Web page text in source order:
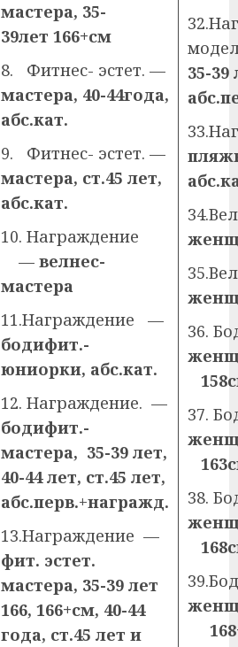
мастера, 35-
39лет 166+см
8. Фитнес- эстет. —
мастера, 40-44года,
абс.кат.
9. Фитнес- эстет. —
мастера, ст.45 лет,
абс.кат.
10. Награждение
— велнес-
мастера
11.Награждение —
бодифит.-
юниорки, абс.кат.
12. Награждение. —
бодифит.-
мастера, 35-39 лет,
40-44 лет, ст.45 лет,
абс.перв.+награжд.
13.Награждение —
фит. эстет.
мастера, 35-39 лет
166, 166+см, 40-44
года, ст.45 лет и
35-39
36.
37.
38.